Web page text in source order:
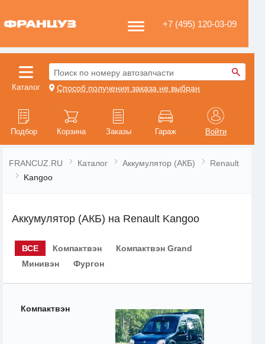
+7 (495) 120-03-09
Каталог
Поиск по номеру автозапчасти
Способ получения заказа не выбран
Подбор Корзина Заказы Гараж Войти
FRANCUZ.RU Каталог Аккумулятор (АКБ)
Renault
Kangoo
Аккумулятор (АКБ) на Renault Kangoo
ВСЕ Компактвэн
Компактвэн Grand
Минивэн
Фургон
Компактвэн